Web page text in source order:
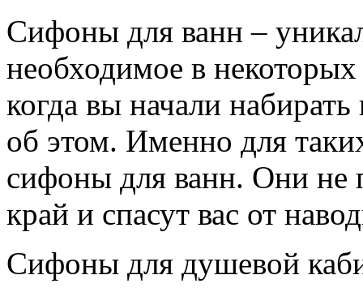
Сифоны для ванн –
необходимое в
когда вы начали
об этом. Именно для
сифоны для ванн. Они не
край и спасут вас от
Сифоны для душевой